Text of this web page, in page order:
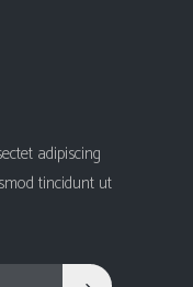
adipiscing
tincidunt ut